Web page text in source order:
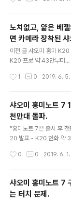
그리고 글이 상당히 긴 데,
구했는데, 이전에 사용하
하려고보니, 아래처럼 구
이 되지 않는 것을 볼 수
보드에 한글이 제대로 입
영상의 앞부분은 미위
이드이다.) 버전을 확인
노치없고, 얇은 베
면 카메라 장착된
플래그쉽 킬러 제품
이전 글 샤오미 홍미
K20 프로 약 43만부터
월 28일에 발표되었고,
에 대한 간략한 배경 소
샤오미에서 홍미를 독자
월 10일에 홍미노트 7을
샤오미에서 홍미노트 시
다. 그리고 샤오미에서
확고하게 자리를 잡으려
1 0 2019. 6. 5.
샤오미 홍미노트 7
천만대 돌파.
"홍미노트 7은 출시 후
20 발표 - K20 한화 약
미 홍미의 플래그쉽인
었던 글 홍미노트 7 레드
그리고 사용자 만족도.
처음 중국에서 출시된 홍
0 0 2019. 6. 1.
샤오미 홍미노트 7
는 터치 문제.